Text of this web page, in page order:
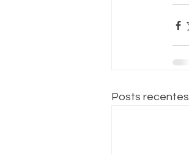
Posts recentes